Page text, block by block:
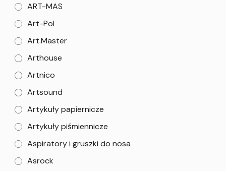
ART-MAS
Art-Pol
Art.Master
Arthouse
Artnico
Artsound
Artykuły papiernicze
Artykuły piśmiennicze
Aspiratory i gruszki do nosa
Asrock